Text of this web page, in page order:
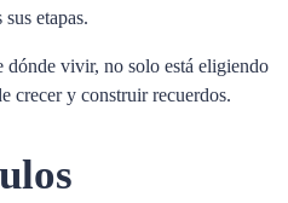
etapas.
vivir, no solo está eligiendo
crecer y construir recuerdos.